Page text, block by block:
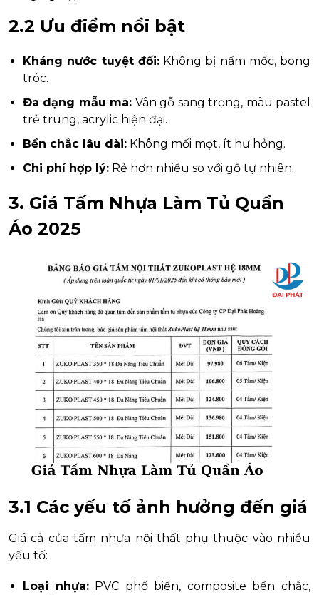
2.2 Ưu điểm nổi bật
Kháng nước tuyệt đối:Không bị nấm mốc, bong
tróc.
Đa dạng mẫu mã: Vân gỗ sang trọng, màu pastel
trẻ trung, acrylic hiện đại.
Bền chắc lâu dài: Không mối mọt, ít hư hỏng.
Chi phí hợp lý: Rẻ hơn nhiều so với gỗ tự nhiên.
3. Giá Tấm Nhựa Làm Tủ Quần
Áo 2025
3.1 Các yếu tố ảnh hưởng đến giá
Giá cả của tấm nhựa nội thất phụ thuộc vào nhiều
yếu tố:
Loại nhựa:PVC phổ biến, composite bền chắc,